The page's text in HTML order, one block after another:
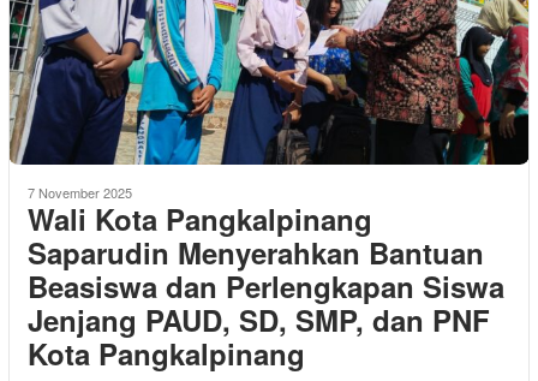
7 November 2025
Wali Kota Pangkalpinang
Saparudin Menyerahkan Bantuan
Beasiswa dan Perlengkapan Siswa
Jenjang PAUD, SD, SMP, dan PNF
Kota Pangkalpinang